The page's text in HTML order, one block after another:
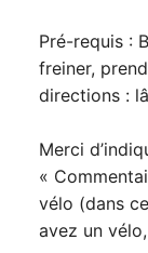
Pré-requis :
freiner,
directions :
Merci
«
vélo (dans
avez un vélo,